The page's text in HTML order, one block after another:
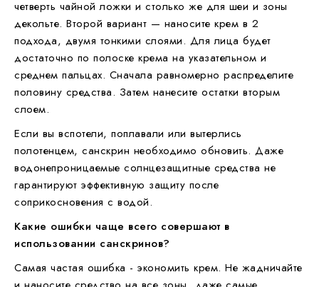
четверть чайной ложки и столько же для шеи и зоны
декольте. Второй вариант — наносите крем в 2
подхода, двумя тонкими слоями. Для лица будет
достаточно по полоске крема на указательном и
среднем пальцах. Сначала равномерно распределите
половину средства. Затем нанесите остатки вторым
слоем.
Если вы вспотели, поплавали или вытерлись
полотенцем, санскрин необходимо обновить. Даже
водонепроницаемые солнцезащитные средства не
гарантируют эффективную защиту после
соприкосновения с водой.
Какие ошибки чаще всего совершают в
использовании санскринов?
Самая частая ошибка - экономить крем. Не жадничайте